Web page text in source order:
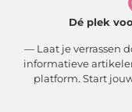
Dé plek
— Laat je verrassen
informatieve
platform. Start